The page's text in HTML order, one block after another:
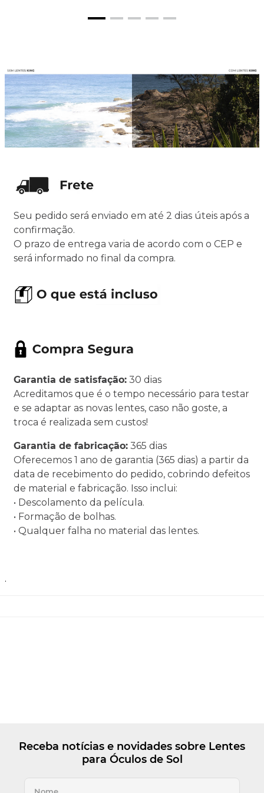
Seu pedido será enviado em até 2 dias úteis após a
confirmação.
O prazo de entrega varia de acordo com o CEP e
será informado no final da compra.
Garantia de satisfação: 30 dias
Acreditamos que é o tempo necessário para testar
e se adaptar as novas lentes, caso não goste, a
troca é realizada sem custos!
Garantia de fabricação: 365 dias
Oferecemos 1 ano de garantia (365 dias) a partir da
data de recebimento do pedido, cobrindo defeitos
de material e fabricação. Isso inclui:
• Descolamento da película.
• Formação de bolhas.
• Qualquer falha no material das lentes.
.
Receba notícias e novidades sobre Lentes
para Óculos de Sol